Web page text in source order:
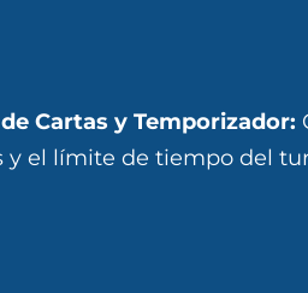
Cartas y Temporizador:
y el límite de tiempo del